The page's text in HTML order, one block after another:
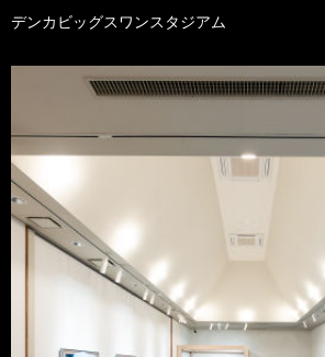
デンカビッグスワンスタジアム